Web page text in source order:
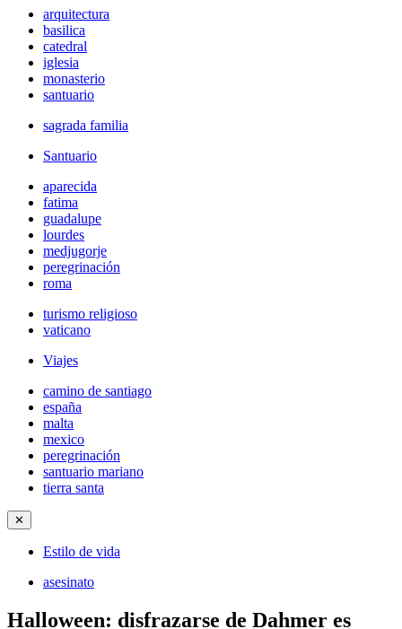
arquitectura
basilica
catedral
iglesia
monasterio
santuario
sagrada familia
Santuario
aparecida
fatima
guadalupe
lourdes
medjugorje
peregrinación
roma
turismo religioso
vaticano
Viajes
camino de santiago
españa
malta
mexico
peregrinación
santuario mariano
tierra santa
✕
Estilo de vida
asesinato
Halloween: disfrazarse de Dahmer es